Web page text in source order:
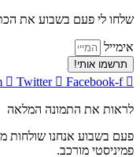
שלחו לי פעם בשבוע את
אימייל
תרשמו אותי!
Twitter Facebook-f
לראות את התמונה המלאה
פעם בשבוע אנחנו שולחות
פמיניסטי מורכב.